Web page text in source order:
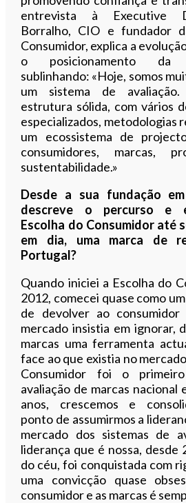
entrevista à Executive
Borralho, CIO e fundador
Consumidor, explica a
o posicionamento da
sublinhando: «Hoje, somos
um sistema de avaliação.
estrutura sólida, com vários
especializados, metodologias
um ecossistema de
consumidores, marcas,
sustentabilidade.»
Desde a sua fundação
descreve o percurso e
Escolha do Consumidor até
em dia, uma marca de
Portugal?
Quando iniciei a Escolha do
2012, comecei quase como
de devolver ao
mercado insistia em ignorar,
marcas uma ferramenta
face ao que existia no
Consumidor foi o
avaliação de marcas nacional
anos, crescemos e
ponto de assumirmos a
mercado dos sistemas de
liderança que é nossa, desde
do céu, foi conquistada com
uma convicção quase
consumidor e as marcas é